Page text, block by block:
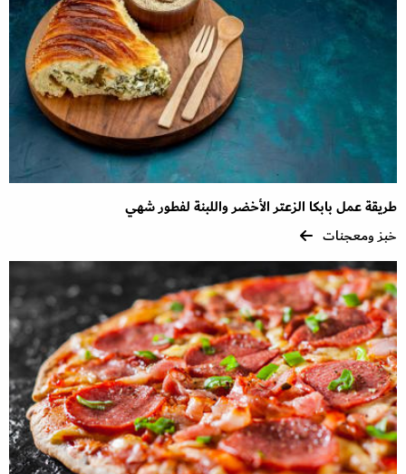
طريقة عمل بابكا الزعتر الأخضر واللبنة لفطور شهي
خبز ومعجنات